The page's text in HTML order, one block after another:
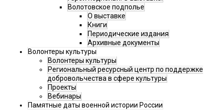
Волотовское подполье
О выставке
Книги
Периодические издания
Архивные документы
Волонтеры культуры
Волонтеры культуры
Региональный ресурсный центр по поддержке
добровольчества в сфере культуры
Проекты
Вебинары
Памятные даты военной истории России